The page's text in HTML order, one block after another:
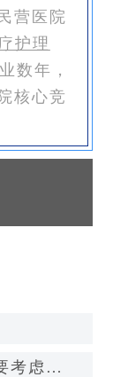
营医院
护理
数年，
核心竞
考虑的